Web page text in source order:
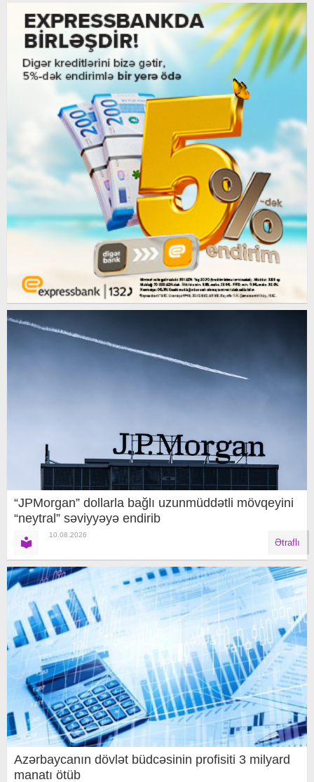
“JPMorgan” dollarla bağlı uzunmüddətli mövqeyini
“neytral” səviyyəyə endirib
10.08.2026
Ətraflı
Azərbaycanın dövlət büdcəsinin profisiti 3 milyard
manatı ötüb